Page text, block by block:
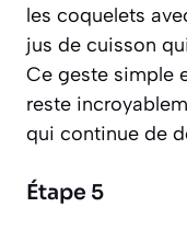
les coquelets
jus de cuisson
Ce geste simple
reste
qui continue de
Étape 5